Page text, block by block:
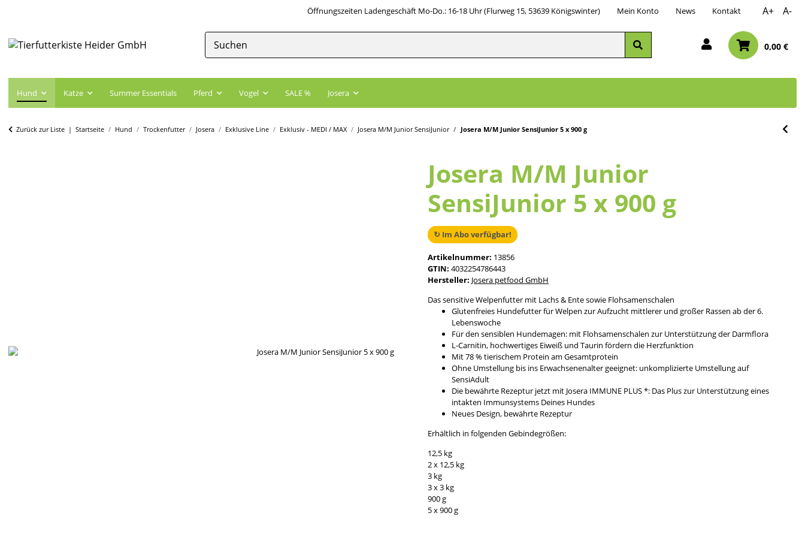
Öffnungszeiten Ladengeschäft Mo-Do.: 16-18 Uhr (Flurweg 15, 53639 Königswinter) Mein Konto News Kontakt A+ A-
0,00 €
Hund Katze Summer Essentials Pferd Vogel SALE % Josera
Zurück zur Liste Startseite Hund Trockenfutter Josera Exklusive Line Exklusiv - MEDI / MAX Josera M/M Junior SensiJunior Josera M/M Junior SensiJunior 5 x 900 g
Josera M/M Junior
SensiJunior 5 x 900 g
↻ Im Abo verfügbar!
Artikelnummer: 13856
GTIN: 4032254786443
Hersteller: Josera petfood GmbH
Das sensitive Welpenfutter mit Lachs & Ente sowie Flohsamenschalen
Glutenfreies Hundefutter für Welpen zur Aufzucht mittlerer und großer Rassen ab der 6.
Lebenswoche
Für den sensiblen Hundemagen: mit Flohsamenschalen zur Unterstützung der Darmflora
L-Carnitin, hochwertiges Eiweiß und Taurin fördern die Herzfunktion
Mit 78 % tierischem Protein am Gesamtprotein
Ohne Umstellung bis ins Erwachsenenalter geeignet: unkomplizierte Umstellung auf
SensiAdult
Die bewährte Rezeptur jetzt mit Josera IMMUNE PLUS *: Das Plus zur Unterstützung eines
intakten Immunsystems Deines Hundes
Neues Design, bewährte Rezeptur
Erhältlich in folgenden Gebindegrößen:
12,5 kg
2 x 12,5 kg
3 kg
3 x 3 kg
900 g
5 x 900 g